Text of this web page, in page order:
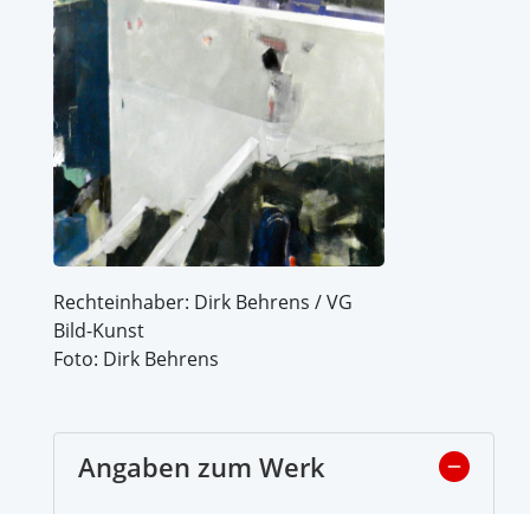
Rechteinhaber: Dirk Behrens / VG
Bild-Kunst
Foto: Dirk Behrens
Angaben zum Werk